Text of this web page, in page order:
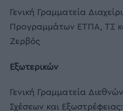
Γενική Γραμματεία
Προγραμμάτων ΕΤΠΑ, ΤΣ
Ζερβός
Εξωτερικών
Γενική Γραμματεία
Σχέσεων και